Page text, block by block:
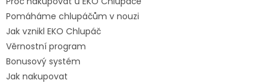
Pomáháme chlupáčům v nouzi
Jak vznikl EKO Chlupáč
Věrnostní program
Bonusový systém
Jak nakupovat